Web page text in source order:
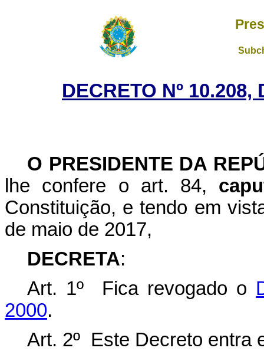
DECRETO Nº
O PRESIDENTE DA
lhe confere o art. 84,
Constituição, e tendo em
de maio de 2017,
DECRETA:
Art. 1º Fica revogado o
2000.
Art. 2º Este Decreto entra